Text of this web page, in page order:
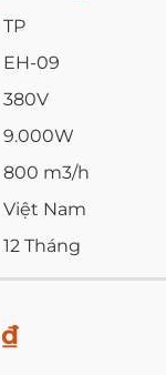
TP
EH-09
380V
9.000W
800 m3/h
Việt Nam
12 Tháng
₫